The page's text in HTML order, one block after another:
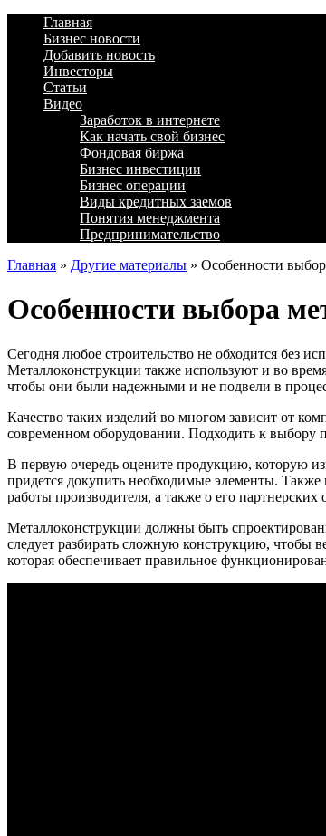
Главная
Бизнес новости
Добавить новость
Инвесторы
Статьи
Видео
Заработок в интернете
Как начать свой бизнес
Фондовая биржа
Бизнес инвестиции
Бизнес операции
Виды кредитных заемов
Понятия менеджмента
Предпринимательство
Главная » Другие материалы » Особенности
Особенности выбора
Сегодня любое строительство не обходится без
Металлоконструкции также используют и во
чтобы они были надежными и не подвели в
Качество таких изделий во многом зависит от
современном оборудовании. Подходить к выбору
В первую очередь оцените продукцию, которую
придется докупить необходимые элементы.
работы производителя, а также о его партнерских
Металлоконструкции должны быть
следует разбирать сложную конструкцию, чтобы
которая обеспечивает правильное